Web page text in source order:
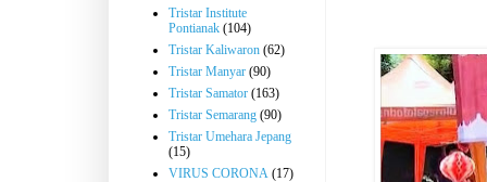
Tristar Institute
Pontianak (104)
Tristar Kaliwaron (62)
Tristar Manyar (90)
Tristar Samator (163)
Tristar Semarang (90)
Tristar Umehara Jepang
(15)
VIRUS CORONA (17)